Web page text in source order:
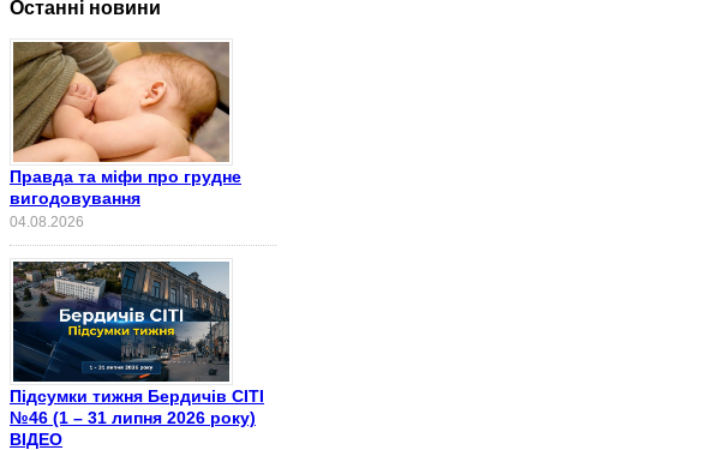
Останні новини
Правда та міфи про грудне
вигодовування
04.08.2026
Підсумки тижня Бердичів СІТІ
№46 (1 – 31 липня 2026 року)
ВІДЕО